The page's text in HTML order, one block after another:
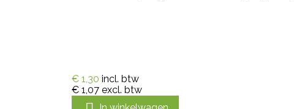
€ 1,30 incl. btw
€ 1,07 excl. btw